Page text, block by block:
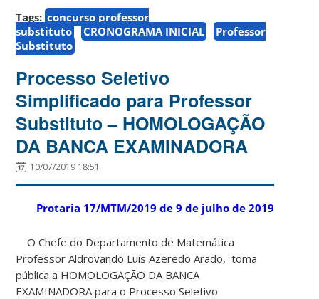
Tags: concurso professor
substituto
CRONOGRAMA INICIAL
Professor
Substituto
Processo Seletivo
Simplificado para Professor
Substituto – HOMOLOGAÇÃO
DA BANCA EXAMINADORA
10/07/2019 18:51
Protaria 17/MTM/2019 de 9 de julho de 2019
O Chefe do Departamento de Matemática
Professor Aldrovando Luís Azeredo Arado, toma
pública a HOMOLOGAÇÃO DA BANCA
EXAMINADORA para o Processo Seletivo